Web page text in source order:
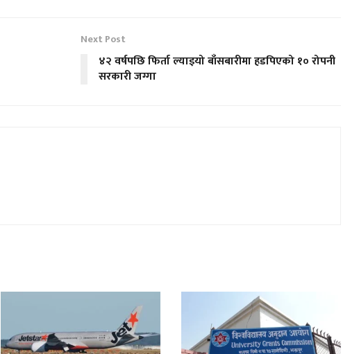
Next Post
४२ वर्षपछि फिर्ता ल्याइयो बाँसबारीमा हडपिएको १० रोपनी
सरकारी जग्गा